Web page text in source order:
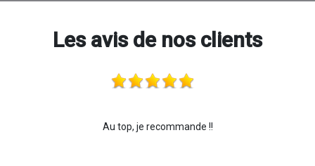
Les avis de nos clients
Au top, je recommande !!